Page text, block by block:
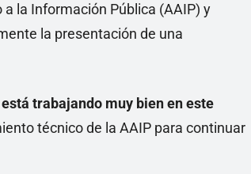
la Información Pública (AAIP) y
la presentación de una
trabajando muy bien en este
técnico de la AAIP para continuar